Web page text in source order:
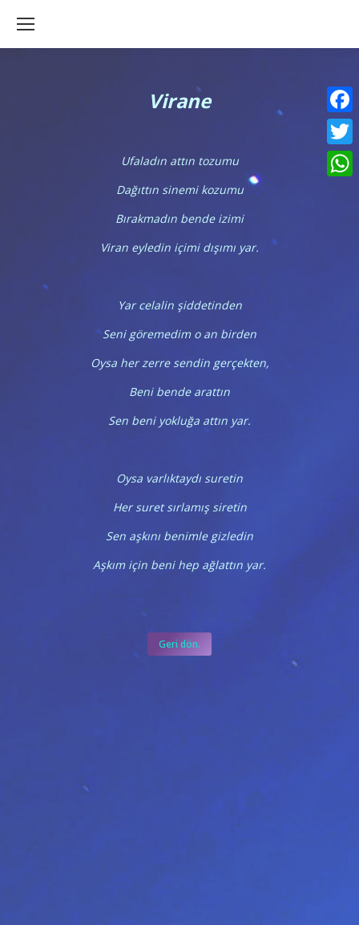
Virane
Ufaladın attın tozumu
Dağıttın sinemi kozumu
Bırakmadın bende izimi
Viran eyledin içimi dışımı yar.
Yar celalin şiddetinden
Seni göremedim o an birden
Oysa her zerre sendin gerçekten,
Beni bende arattın
Sen beni yokluğa attın yar.
Oysa varlıktaydı suretin
Her suret sırlamış siretin
Sen aşkını benimle gizledin
Aşkım için beni hep ağlattın yar.
Geri dön.